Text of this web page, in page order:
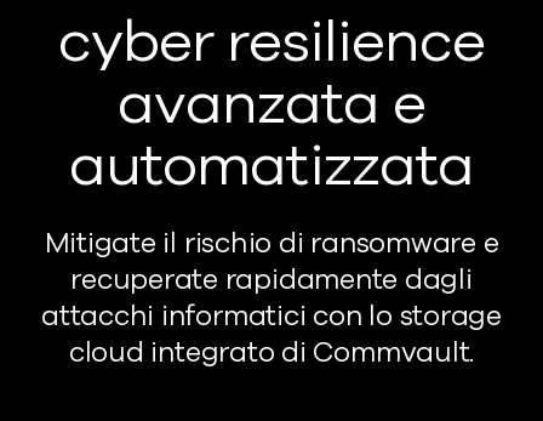
cyber resilience
avanzata e
automatizzata
Mitigate il rischio di ransomware e
recuperate rapidamente dagli
attacchi informatici con lo storage
cloud integrato di Commvault.